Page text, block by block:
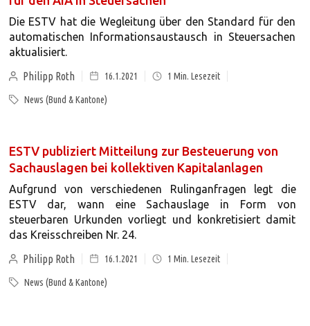
Die ESTV hat die Wegleitung über den Standard für den
automatischen Informationsaustausch in Steuersachen
aktualisiert.
Philipp Roth
16.1.2021 1 Min. Lesezeit
News (Bund & Kantone)
ESTV publiziert Mitteilung zur Besteuerung von
Sachauslagen bei kollektiven Kapitalanlagen
Aufgrund von verschiedenen Rulinganfragen legt die
ESTV dar, wann eine Sachauslage in Form von
steuerbaren Urkunden vorliegt und konkretisiert damit
das Kreisschreiben Nr. 24.
Philipp Roth
16.1.2021 1 Min. Lesezeit
News (Bund & Kantone)